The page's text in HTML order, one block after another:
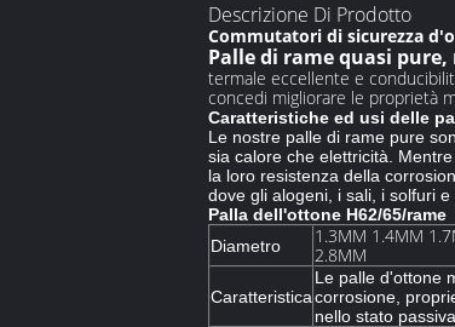
Descrizione Di Prodotto
Commutatori di sicurezza
Palle di rame quasi
termale eccellente e
concedi migliorare le proprietà
Caratteristiche ed usi delle
Le nostre palle di rame pure
sia calore che elettricità.
la loro resistenza della
dove gli alogeni, i sali, i solfuri
Palla dell'ottone H62/65/rame
Diametro
1.3MM 1.4MM
2.8MM
Caratteristica
Le palle d'ottone
corrosione,
nello stato